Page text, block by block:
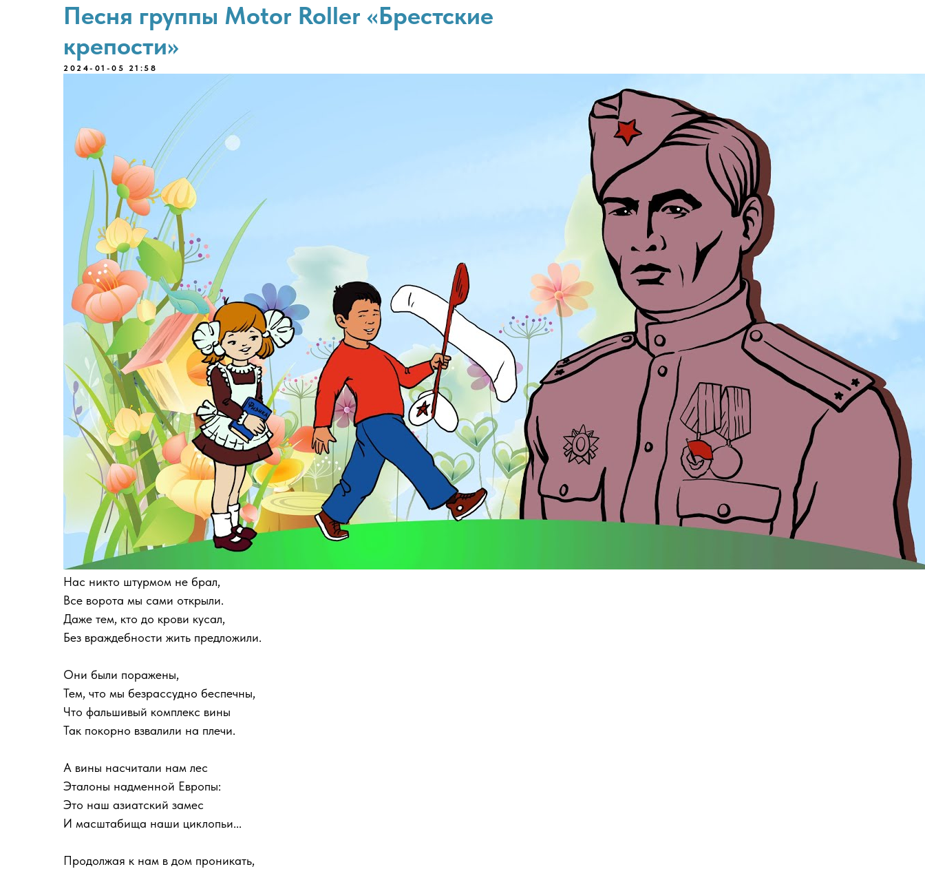
Песня группы Motor Roller «Брестские
крепости»
2024-01-05 21:58
Нас никто штурмом не брал,
Все ворота мы сами открыли.
Даже тем, кто до крови кусал,
Без враждебности жить предложили.
Они были поражены,
Тем, что мы безрассудно беспечны,
Что фальшивый комплекс вины
Так покорно взвалили на плечи.
А вины насчитали нам лес
Эталоны надменной Европы:
Это наш азиатский замес
И масштабища наши циклопьи...
Продолжая к нам в дом проникать,